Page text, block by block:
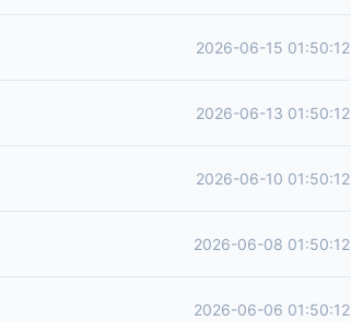
2026-06-15 01:50:12
2026-06-13 01:50:12
2026-06-10 01:50:12
2026-06-08 01:50:12
2026-06-06 01:50:12